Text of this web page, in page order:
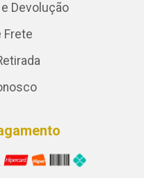
Devolução
Frete